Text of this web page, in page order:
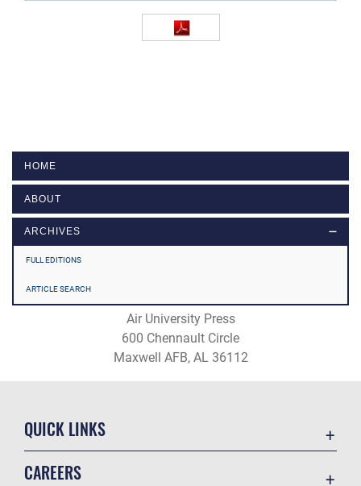
HOME
ABOUT
ARCHIVES
FULL EDITIONS
ARTICLE SEARCH
Air University Press
600 Chennault Circle
Maxwell AFB, AL 36112
QUICK LINKS
CAREERS